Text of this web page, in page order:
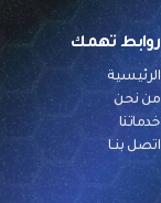
روابط تهمك
الرئيسية
من نحن
خدماتنا
اتصل بنــا